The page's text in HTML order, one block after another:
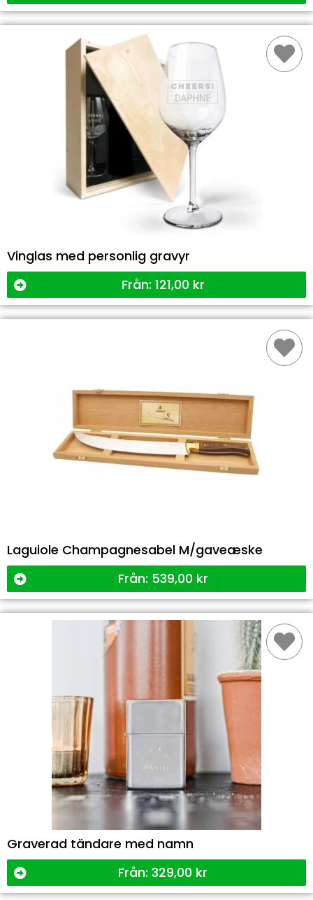
Vinglas med personlig gravyr
Från: 121,00 kr
Laguiole Champagnesabel M/gaveæske
Från: 539,00 kr
Graverad tändare med namn
Från: 329,00 kr